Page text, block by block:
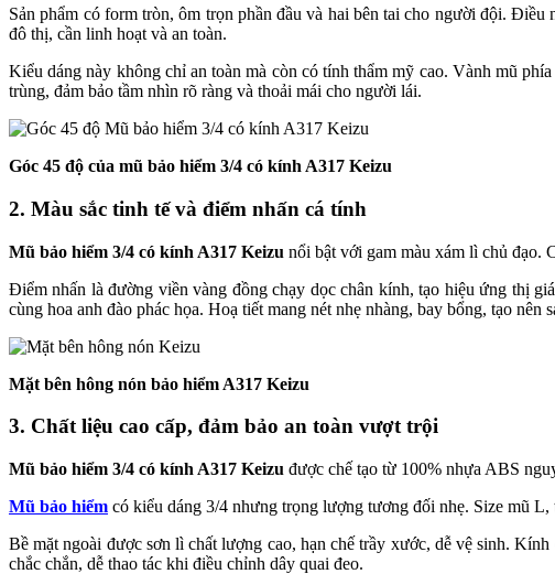
Sản phẩm có form tròn, ôm trọn phần đầu và hai bên tai cho người đội.
đô thị, cần linh hoạt và an toàn.
Kiểu dáng này không chỉ an toàn mà còn có tính thẩm mỹ cao. Vành mũ
trùng, đảm bảo tầm nhìn rõ ràng và thoải mái cho người lái.
Góc 45 độ của mũ bảo hiểm 3/4 có kính A317 Keizu
2. Màu sắc tinh tế và điểm nhấn cá tính
Mũ bảo hiểm 3/4 có kính A317 Keizu nổi bật với gam màu xám lì chủ đạo.
Điểm nhấn là đường viền vàng đồng chạy dọc chân kính, tạo hiệu ứng thị
cùng hoa anh đào phác họa. Hoạ tiết mang nét nhẹ nhàng, bay bổng, tạo nên
Mặt bên hông nón bảo hiểm A317 Keizu
3. Chất liệu cao cấp, đảm bảo an toàn vượt trội
Mũ bảo hiểm 3/4 có kính A317 Keizu được chế tạo từ 100% nhựa ABS
Mũ bảo hiểm có kiểu dáng 3/4 nhưng trọng lượng tương đối nhẹ. Size mũ
Bề mặt ngoài được sơn lì chất lượng cao, hạn chế trầy xước, dễ vệ sinh.
chắc chắn, dễ thao tác khi điều chỉnh dây quai đeo.